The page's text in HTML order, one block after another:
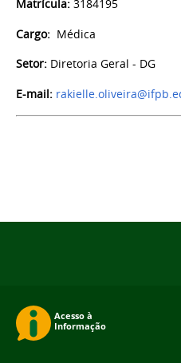
Matrícula: 3184195
Cargo: Médica
Setor: Diretoria Geral - DG
E-mail: